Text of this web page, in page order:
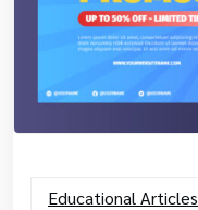
Educational Articles